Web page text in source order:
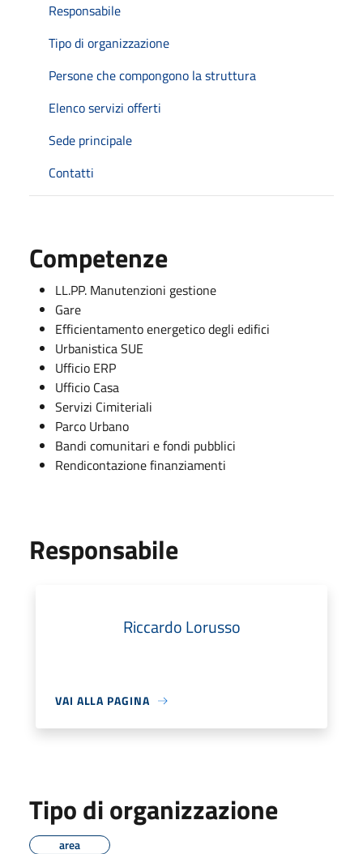
Responsabile
Tipo di organizzazione
Persone che compongono la struttura
Elenco servizi offerti
Sede principale
Contatti
Competenze
LL.PP. Manutenzioni gestione
Gare
Efficientamento energetico degli edifici
Urbanistica SUE
Ufficio ERP
Ufficio Casa
Servizi Cimiteriali
Parco Urbano
Bandi comunitari e fondi pubblici
Rendicontazione finanziamenti
Responsabile
Riccardo Lorusso
VAI ALLA PAGINA
Tipo di organizzazione
area